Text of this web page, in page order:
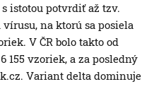
istotou potvrdiť až tzv.
na ktorú sa posiela
V ČR bolo takto od
155 vzoriek, a za posledný
Variant delta dominuje